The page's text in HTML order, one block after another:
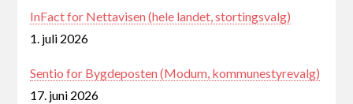
InFact for Nettavisen (hele landet, stortingsvalg)
1. juli 2026
Sentio for Bygdeposten (Modum, kommunestyrevalg)
17. juni 2026